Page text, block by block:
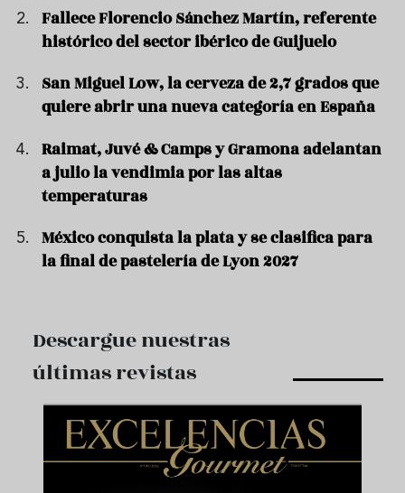
Fallece Florencio Sánchez Martín, referente
histórico del sector ibérico de Guijuelo
San Miguel Low, la cerveza de 2,7 grados que
quiere abrir una nueva categoría en España
Raimat, Juvé & Camps y Gramona adelantan
a julio la vendimia por las altas
temperaturas
México conquista la plata y se clasifica para
la final de pastelería de Lyon 2027
Descargue nuestras
últimas revistas